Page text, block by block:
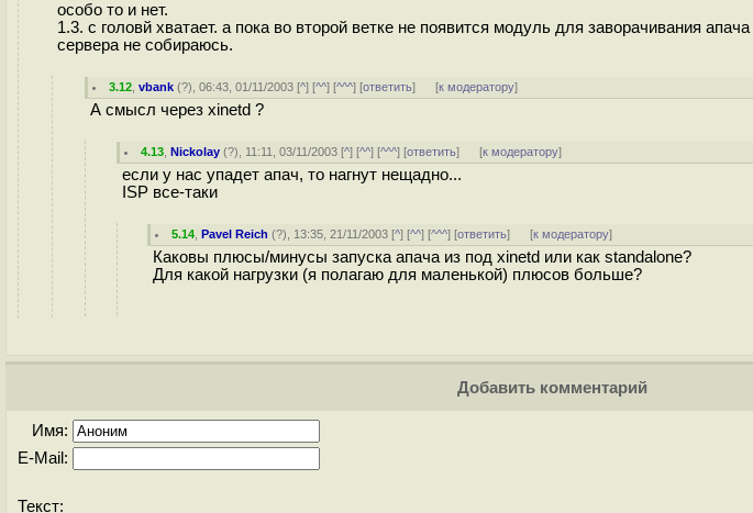
особо то и нет.
1.3. с головй хватает. а пока во второй ветке не появится модуль для заворачивания
сервера не собираюсь.
3.12 ,vbank (?), 06:43, 01/11/2003 [^] [^^] [^^^] [ответить] [к модератору]
А смысл через xinetd ?
4.13 ,Nickolay (?), 11:11, 03/11/2003 [^] [^^] [^^^] [ответить] [к модератору]
если у нас упадет апач, то нагнут нещадно...
ISP все-таки
5.14 ,Pavel Reich (?), 13:35, 21/11/2003 [^] [^^] [^^^] [ответить] [к модератору]
Каковы плюсы/минусы запуска апача из под xinetd или как standalone?
Для какой нагрузки (я полагаю для маленькой) плюсов больше?
Добавить комментарий
Имя:
E-Mail:
Текст: